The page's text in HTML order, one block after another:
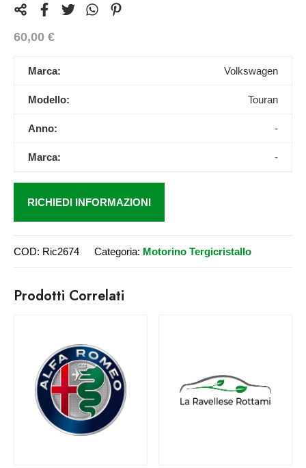
60,00 €
Marca: Volkswagen
Modello: Touran
Anno: -
Marca: -
RICHIEDI INFORMAZIONI
COD: Ric2674 Categoria: Motorino Tergicristallo
Prodotti Correlati